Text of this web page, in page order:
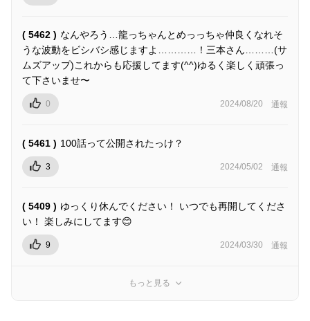
( 5462 ) なんやろう…龍っちゃんとめっっちゃ仲良くなれそ
うな波動をビシバシ感じますよ…………！三本さん………(サ
ムズアップ)これからも応援してます(^^)ゆるく楽しく頑張っ
て下さいませ〜
0 2024/08/20 通報
( 5461 ) 100話って公開されたっけ？
3 2024/05/02 通報
( 5409 ) ゆっくり休んでください！ いつでも再開してくださ
い！ 楽しみにしてます😊
9 2024/03/30 通報
もっと見る